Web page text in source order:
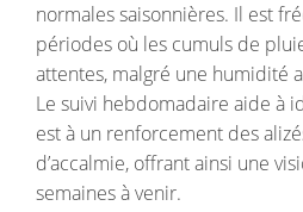
normales saisonnières. Il est
périodes où les cumuls de
attentes, malgré une humidité
Le suivi hebdomadaire aide à
est à un renforcement des
d’accalmie, offrant ainsi une
semaines à venir.